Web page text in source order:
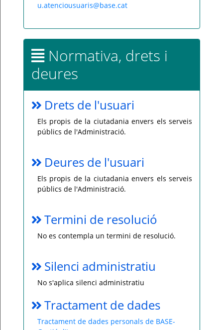
u.atenciousuaris@base.cat
Normativa, drets i
deures
Drets de l'usuari
Els propis de la ciutadania envers els serveis
públics de l'Administració.
Deures de l'usuari
Els propis de la ciutadania envers els serveis
públics de l'Administració.
Termini de resolució
No es contempla un termini de resolució.
Silenci administratiu
No s'aplica silenci administratiu
Tractament de dades
Tractament de dades personals de BASE-